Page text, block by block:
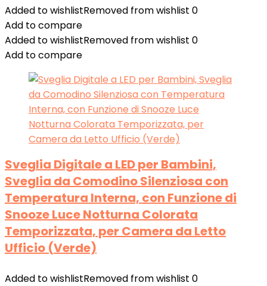
Added to wishlistRemoved from wishlist 0
Add to compare
Added to wishlistRemoved from wishlist 0
Add to compare
Sveglia Digitale a LED per Bambini,
Sveglia da Comodino Silenziosa con
Temperatura Interna, con Funzione di
Snooze Luce Notturna Colorata
Temporizzata, per Camera da Letto
Ufficio (Verde)
Added to wishlistRemoved from wishlist 0